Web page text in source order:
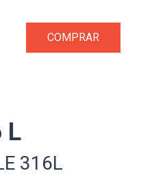
COMPRAR
L
316L